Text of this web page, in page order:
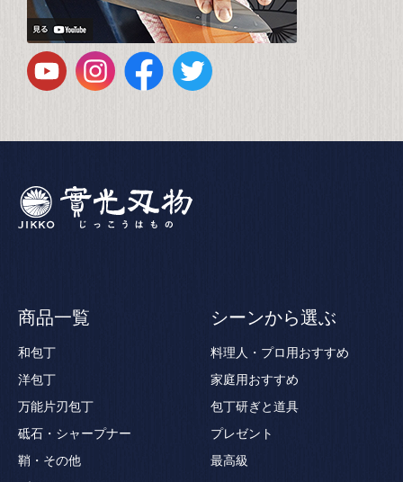
商品一覧
和包丁
洋包丁
万能片刃包丁
砥石・シャープナー
鞘・その他
シーンから選ぶ
料理人・プロ用おすすめ
家庭用おすすめ
包丁研ぎと道具
プレゼント
最高級